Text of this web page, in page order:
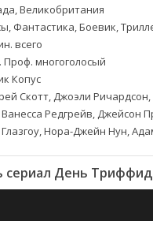
Триллеры
Великобритания
Фантастика, Боевик,
всего
Проф. многоголосый
Копус
Скотт, Джоэли
Редгрейв, Джейсон
Нора-Джейн Нун,
сериал День